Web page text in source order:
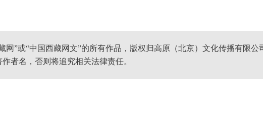
网”或“中国西藏网文”的所有作品，版权归高原（北京）文化传播有限公
者名，否则将追究相关法律责任。